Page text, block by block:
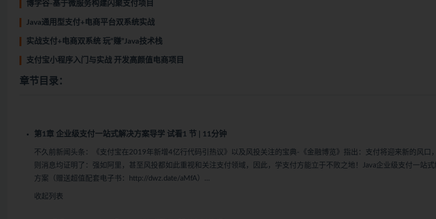
博学谷-基于微服务构建闪聚支付项目
Java通用型支付+电商平台双系统实战
实战支付+电商双系统 玩“赚”Java技术栈
支付宝小程序入门与实战 开发高颜值电商项目
章节目录：
第1章 企业级支付一站式解决方案导学 试看1 节 | 11分钟
不久前新闻头条：《支付宝在2019年新增4亿行代码引热议》以及风投关注的宝典-《金融博览》指出：支付将迎来新的风口
则消息均证明了：强如阿里，甚至风投都如此重视和关注支付领域，因此，学支付方能立于不败之地！Java企业级支付一站式
方案（赠送超值配套电子书：http://dwz.date/aMfA）…
收起列表